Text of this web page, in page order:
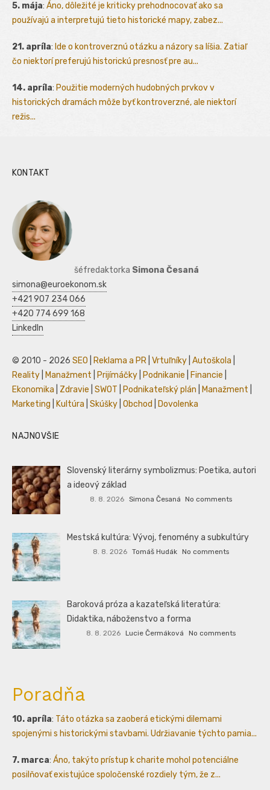
5. mája: Áno, dôležité je kriticky prehodnocovať ako sa
používajú a interpretujú tieto historické mapy, zabez...
21. apríla: Ide o kontroverznú otázku a názory sa líšia. Zatiaľ
čo niektorí preferujú historickú presnosť pre au...
14. apríla: Použitie moderných hudobných prvkov v
historických dramách môže byť kontroverzné, ale niektorí
režis...
KONTAKT
šéfredaktorka Simona Česaná
simona@euroekonom.sk
+421 907 234 066
+420 774 699 168
LinkedIn
© 2010 - 2026 SEO Reklama a PR Vrtuľníky Autoškola
Reality
Manažment Prijímáčky Podnikanie Financie
Ekonomika
Zdravie SWOT Podnikateľský plán Manažment
Marketing
Kultúra Skúšky Obchod Dovolenka
NAJNOVŠIE
Slovenský literárny symbolizmus: Poetika, autori
a ideový základ
8. 8. 2026 Simona Česaná No comments
Mestská kultúra: Vývoj, fenomény a subkultúry
8. 8. 2026 Tomáš Hudák No comments
Baroková próza a kazateľská literatúra:
Didaktika, náboženstvo a forma
8. 8. 2026 Lucie Čermáková No comments
Poradňa
10. apríla: Táto otázka sa zaoberá etickými dilemami
spojenými s historickými stavbami. Udržiavanie týchto pamia...
7. marca: Áno, takýto prístup k charite mohol potenciálne
posilňovať existujúce spoločenské rozdiely tým, že z...